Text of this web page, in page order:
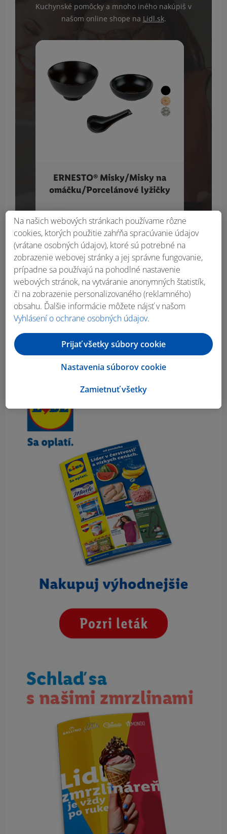
Kuchynské pomôcky a mnoho iného nakúpiš v
našom online shope na Lidl.sk.
ERNESTO® Misky/Misky na
omáčku/Porcelánové lyžičky
6.99€
Na našich webových stránkach používame rôzne
cookies, ktorých použitie zahŕňa spracúvanie údajov
(vrátane osobných údajov), ktoré sú potrebné na
zobrazenie webovej stránky a jej správne fungovanie,
prípadne sa používajú na pohodlné nastavenie
webových stránok, na vytváranie anonymných štatistík,
či na zobrazenie personalizovaného (reklamného)
obsahu. Ďalšie informácie môžete nájsť v našom
Vyhlásení o ochrane osobných údajov.
Zamietnuť všetky
Nastavenia súborov cookie
Prijať všetky súbory cookie